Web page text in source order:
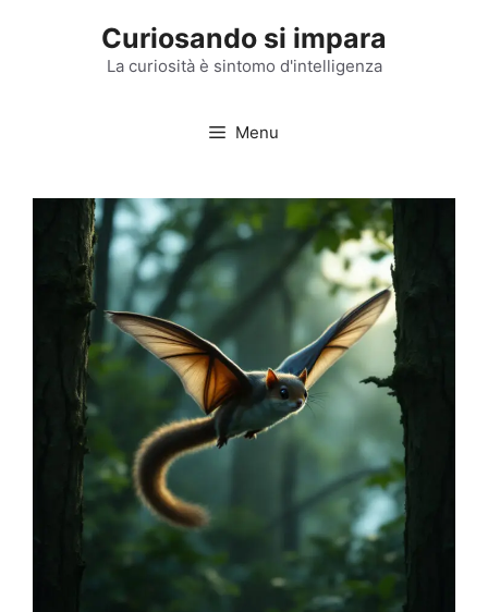
Curiosando si impara
La curiosità è sintomo d'intelligenza
Menu